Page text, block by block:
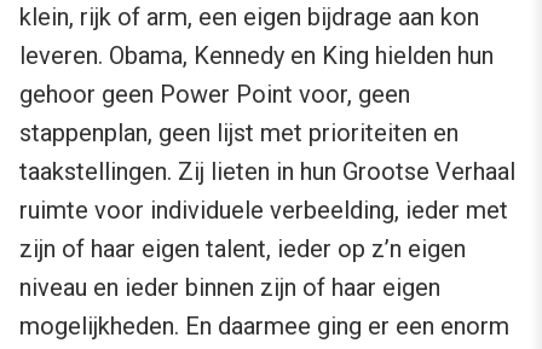
klein, rijk of arm, een eigen bijdrage aan kon
leveren. Obama, Kennedy en King hielden hun
gehoor geen Power Point voor, geen
stappenplan, geen lijst met prioriteiten en
taakstellingen. Zij lieten in hun Grootse Verhaal
ruimte voor individuele verbeelding, ieder met
zijn of haar eigen talent, ieder op z’n eigen
niveau en ieder binnen zijn of haar eigen
mogelijkheden. En daarmee ging er een enorm